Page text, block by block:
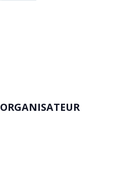
ORGANISATEUR